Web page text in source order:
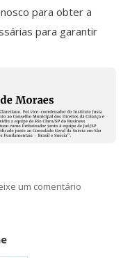
para obter a
para garantir
um comentário